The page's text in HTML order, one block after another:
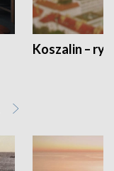
Koszalin –